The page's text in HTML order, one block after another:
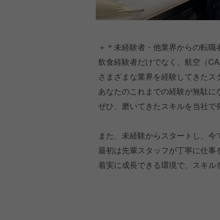
＋＊未経験者・他業界からの転
飲食経験者だけでなく、航空（
さまざまな業界を経験してきた
あなたのこれまでの経験が無駄
ぜひ、磨いてきたスキルを当社で
また、未経験からスタートし、
最初は先輩スタッフが丁寧に仕事
着実に成長できる環境で、スキ